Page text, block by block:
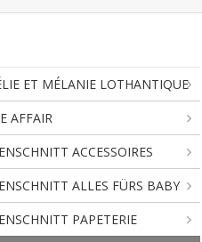
ET MÉLANIE LOTHANTIQUE
AFFAIR
ACCESSOIRES
ALLES FÜRS BABY
PAPETERIE